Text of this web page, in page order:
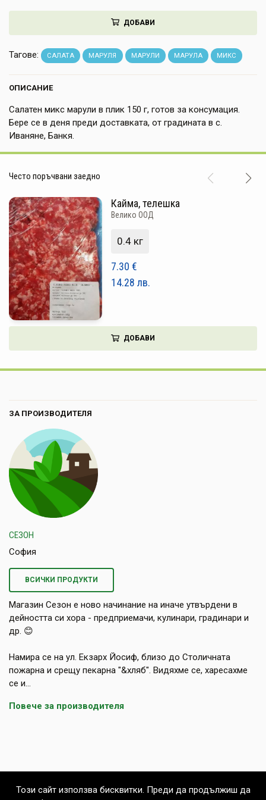
НАПИТКИ
ЗА ДОМА
ЗА ГРАДИНАТА
КНИГИ
ПОДАРЪЦИ
КАЧЕСТВО
УСЛОВИЯ ЗА ПОЛЗВАНЕ
ДОБАВИ
Тагове: САЛАТА МАРУЛЯ МАРУЛИ МАРУЛА МИКС
ОПИСАНИЕ
Салатен микс марули в плик 150 г, готов за консумация.
Бере се в деня преди доставката, от градината в с.
Иваняне, Банкя.
Често поръчвани заедно
Кайма, телешка
Велико ООД
0.4 кг
7.30 €
14.28 лв.
ДОБАВИ
ЗА ПРОИЗВОДИТЕЛЯ
СЕЗОН
София
ВСИЧКИ ПРОДУКТИ
Магазин Сезон е ново начинание на иначе утвърдени в
дейността си хора - предприемачи, кулинари, градинари и
др. 😊
Намира се на ул. Екзарх Йосиф, близо до Столичната
пожарна и срещу пекарна "&хляб". Видяхме се, харесахме
се и...
Повече за производителя
Този сайт използва бисквитки. Преди да продължиш да